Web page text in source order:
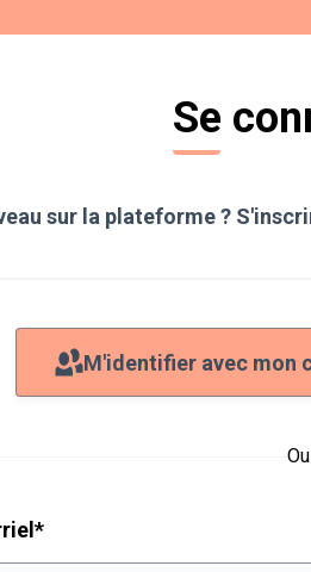
Se
sur la plateforme ?
M'identifier avec mon
Ou
*Champ obligatoire